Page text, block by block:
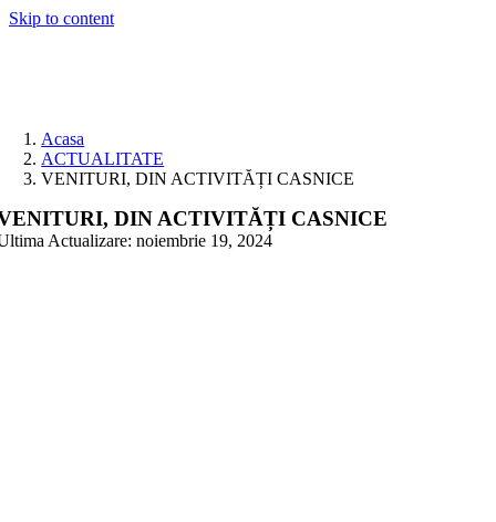
Skip to content
Acasa
ACTUALITATE
VENITURI, DIN ACTIVITĂȚI CASNICE
DIN ACTIVITĂȚI CASNICE
Actualizare: noiembrie 19, 2024